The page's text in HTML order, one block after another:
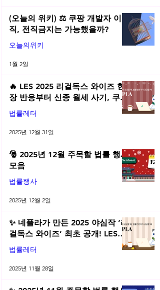
(오늘의 위키) ⚖️ 쿠팡 개발자 이
직, 전직금지는 가능했을까?
오늘의위키
1월 2일
🔥 LES 2025 리걸독스 와이즈 현
장 반응부터 신종 월세 사기, 쿠팡
전직금지 가처분 위키까지| 2025
년 12월 네플라 법률레터
법률레터
2025년 12월 31일
🎅 2025년 12월 주목할 법률 행사
모음
법률행사
2025년 12월 2일
✨ 네플라가 만든 2025 야심작 ‘리
걸독스 와이즈’ 최초 공개! LES
2025 무료 초청장 드려요! | 2025
년 11월 네플라 법률레터
법률레터
2025년 11월 28일